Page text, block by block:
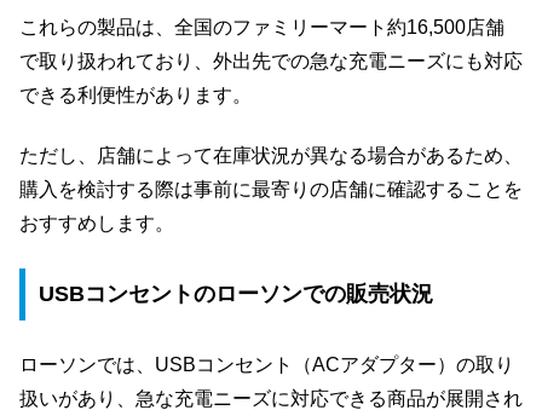
これらの製品は、全国のファミリーマート約16,500店舗
で取り扱われており、外出先での急な充電ニーズにも対応
できる利便性があります。
ただし、店舗によって在庫状況が異なる場合があるため、
購入を検討する際は事前に最寄りの店舗に確認することを
おすすめします。
USBコンセントのローソンでの販売状況
ローソンでは、USBコンセント（ACアダプター）の取り
扱いがあり、急な充電ニーズに対応できる商品が展開され